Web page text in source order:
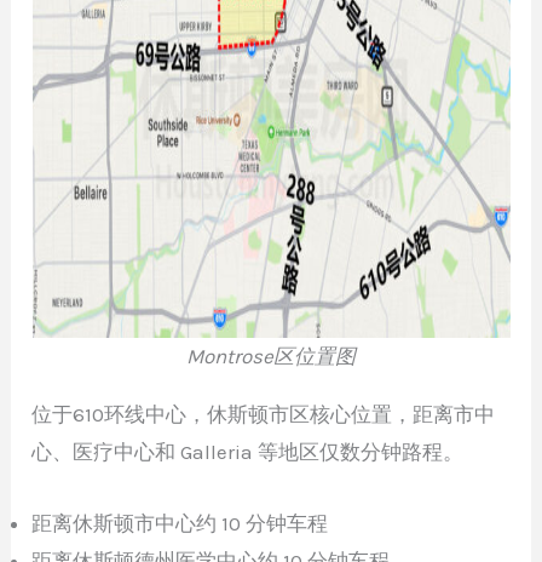
Montrose区位置图
位于610环线中心，休斯顿市区核心位置，距离市中
心、医疗中心和 Galleria 等地区仅数分钟路程。
距离休斯顿市中心约 10 分钟车程